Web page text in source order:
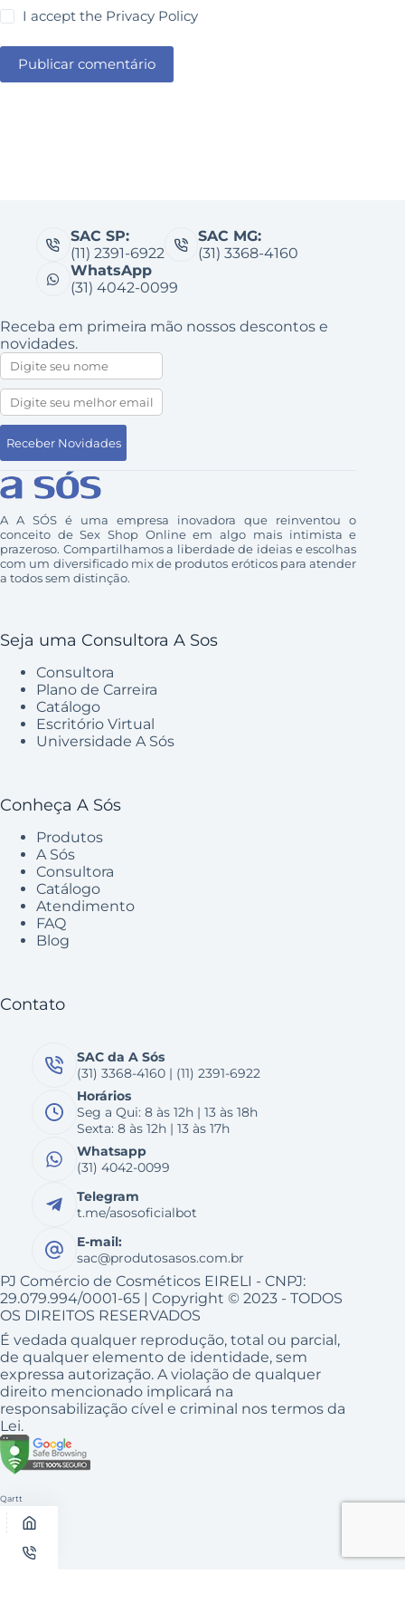
I accept the Privacy Policy
Publicar comentário
SAC SP:
(11) 2391-6922
SAC MG:
(31) 3368-4160
WhatsApp
(31) 4042-0099
Receba em primeira mão nossos descontos e
novidades.
A A SÓS é uma empresa inovadora que reinventou o
conceito de Sex Shop Online em algo mais intimista e
prazeroso. Compartilhamos a liberdade de ideias e escolhas
com um diversificado mix de produtos eróticos para atender
a todos sem distinção.
Seja uma Consultora A Sos
Consultora
Plano de Carreira
Catálogo
Escritório Virtual
Universidade A Sós
Conheça A Sós
Produtos
A Sós
Consultora
Catálogo
Atendimento
FAQ
Blog
Contato
SAC da A Sós
(31) 3368-4160 | (11) 2391-6922
Horários
Seg a Qui: 8 às 12h | 13 às 18h
Sexta: 8 às 12h | 13 às 17h
Whatsapp
(31) 4042-0099
Telegram
t.me/asosoficialbot
E-mail:
sac@produtosasos.com.br
PJ Comércio de Cosméticos EIRELI - CNPJ:
29.079.994/0001-65 | Copyright © 2023 - TODOS
OS DIREITOS RESERVADOS
É vedada qualquer reprodução, total ou parcial,
de qualquer elemento de identidade, sem
expressa autorização. A violação de qualquer
direito mencionado implicará na
responsabilização cível e criminal nos termos da
Lei.
Qartt